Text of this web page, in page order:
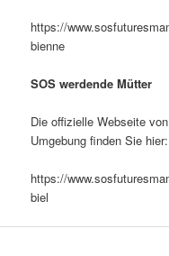
https://
bienne
SOS werdende Mütter
Die offizielle Webseite
Umgebung finden Sie hier:
https://
biel